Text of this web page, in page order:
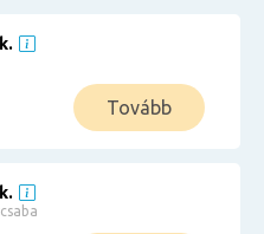
Tovább